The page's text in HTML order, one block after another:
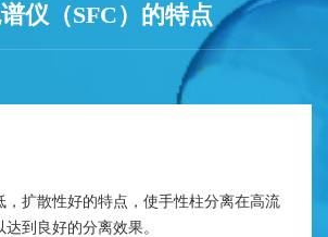
仪（SFC）的特点
，扩散性好的特点，使手性柱分离在高流
到良好的分离效果。